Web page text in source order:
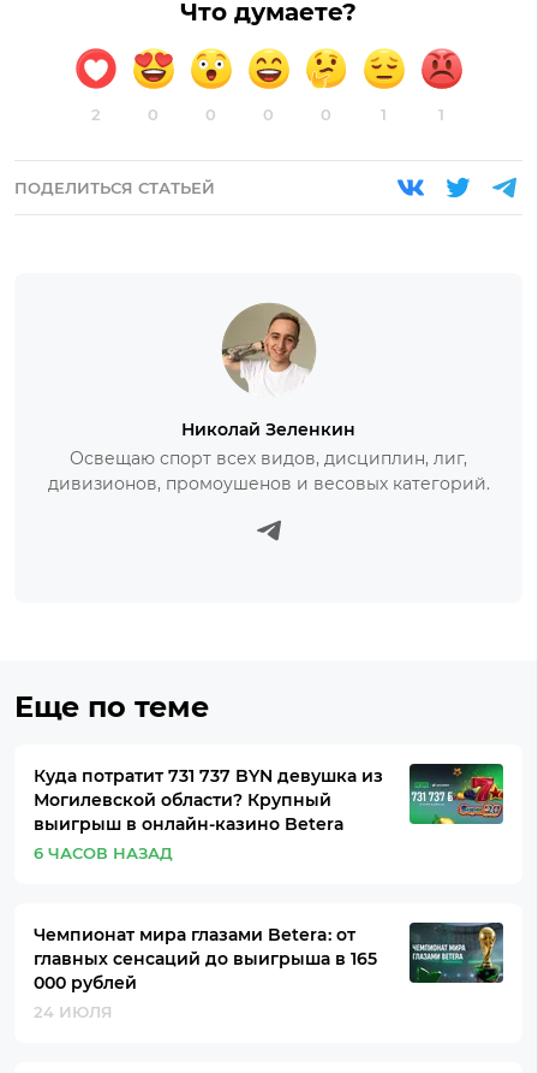
Что думаете?
2 0 0 0 0 1 1
ПОДЕЛИТЬСЯ СТАТЬЕЙ
Николай Зеленкин
Освещаю спорт всех видов, дисциплин, лиг,
дивизионов, промоушенов и весовых категорий.
Еще по теме
Куда потратит 731 737 BYN девушка из
Могилевской области? Крупный
выигрыш в онлайн-казино Betera
6 ЧАСОВ НАЗАД
Чемпионат мира глазами Betera: от
главных сенсаций до выигрыша в 165
000 рублей
24 ИЮЛЯ